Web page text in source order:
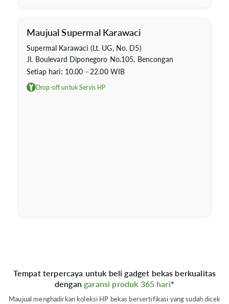
Maujual Supermal Karawaci
Supermal Karawaci (Lt. UG, No. D5)
Jl. Boulevard Diponegoro No.105, Bencongan
Setiap hari: 10.00 - 22.00 WIB
Drop-off untuk Servis HP
Tempat terpercaya untuk beli gadget bekas berkualitas
dengangaransi produk 365 hari*
Maujual menghadirkan koleksi HP bekas bersertifikasi yang sudah dicek